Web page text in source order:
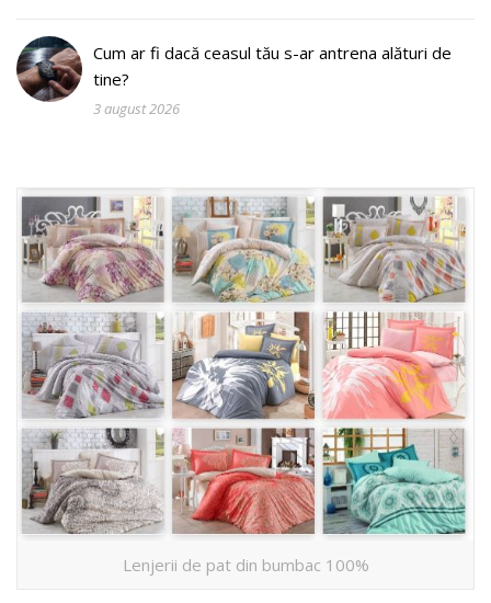
Cum ar fi dacă ceasul tău s-ar antrena alături de
tine?
3 august 2026
Lenjerii de pat din bumbac 100%